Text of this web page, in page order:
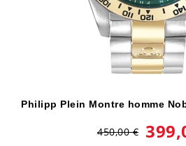
Philipp Plein Montre homme
450,00 €